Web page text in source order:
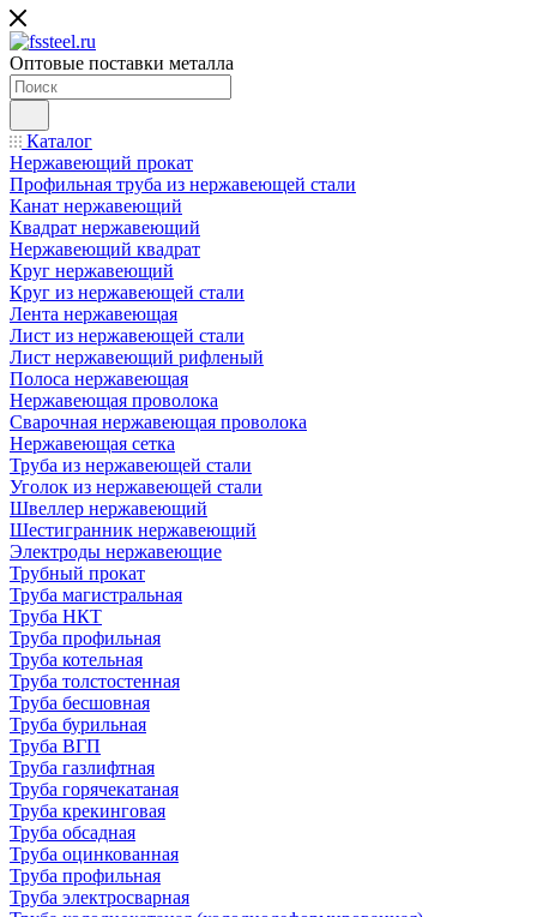
Оптовые поставки металла
Каталог
Нержавеющий прокат
Профильная труба из нержавеющей стали
Канат нержавеющий
Квадрат нержавеющий
Нержавеющий квадрат
Круг нержавеющий
Круг из нержавеющей стали
Лента нержавеющая
Лист из нержавеющей стали
Лист нержавеющий рифленый
Полоса нержавеющая
Нержавеющая проволока
Сварочная нержавеющая проволока
Нержавеющая сетка
Труба из нержавеющей стали
Уголок из нержавеющей стали
Швеллер нержавеющий
Шестигранник нержавеющий
Электроды нержавеющие
Трубный прокат
Труба магистральная
Труба НКТ
Труба профильная
Труба котельная
Труба толстостенная
Труба бесшовная
Труба бурильная
Труба ВГП
Труба газлифтная
Труба горячекатаная
Труба крекинговая
Труба обсадная
Труба оцинкованная
Труба профильная
Труба электросварная